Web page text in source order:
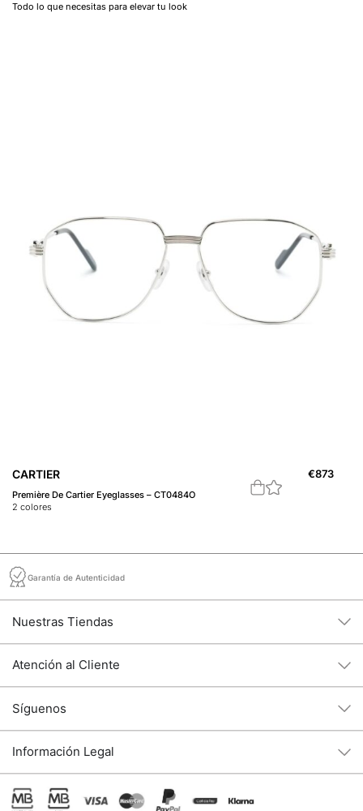
Todo lo que necesitas para elevar tu look
CARTIER
Première De Cartier Eyeglasses – CT0484O
2 colores
€873
Garantía de Autenticidad
Nuestras Tiendas
Atención al Cliente
Síguenos
Información Legal